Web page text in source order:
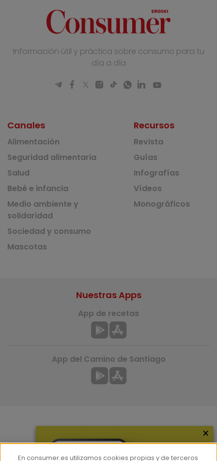
Información útil y práctica sobre consumo para tu
día a día
Canales
Alimentación
Seguridad alimentaria
Salud
Bebé e infancia
Medio ambiente y
solidaridad
Sociedad y consumo
Mascotas
Recursos
Revista
Guías
Infografías
Vídeos
Monográficos
Nuestras Apps
App de recetas
App del Camino de Santiago
×
En consumer.es utilizamos cookies propias y de terceros